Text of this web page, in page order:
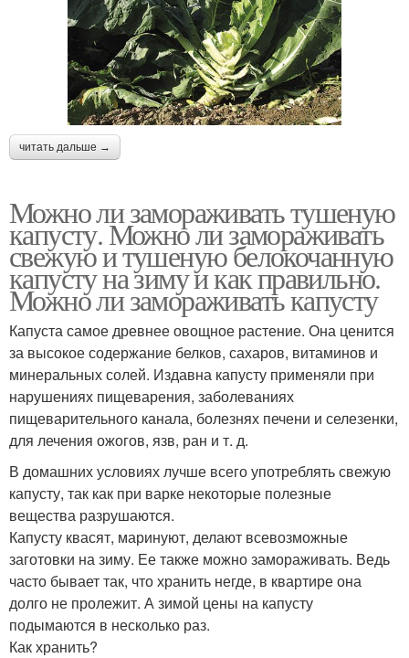
читать дальше →
Можно ли замораживать тушеную
капусту. Можно ли замораживать
свежую и тушеную белокочанную
капусту на зиму и как правильно.
Можно ли замораживать капусту
Капуста самое древнее овощное растение. Она ценится
за высокое содержание белков, сахаров, витаминов и
минеральных солей. Издавна капусту применяли при
нарушениях пищеварения, заболеваниях
пищеварительного канала, болезнях печени и селезенки,
для лечения ожогов, язв, ран и т. д.
В домашних условиях лучше всего употреблять свежую
капусту, так как при варке некоторые полезные
вещества разрушаются.
Капусту квасят, маринуют, делают всевозможные
заготовки на зиму. Ее также можно замораживать. Ведь
часто бывает так, что хранить негде, в квартире она
долго не пролежит. А зимой цены на капусту
подымаются в несколько раз.
Как хранить?